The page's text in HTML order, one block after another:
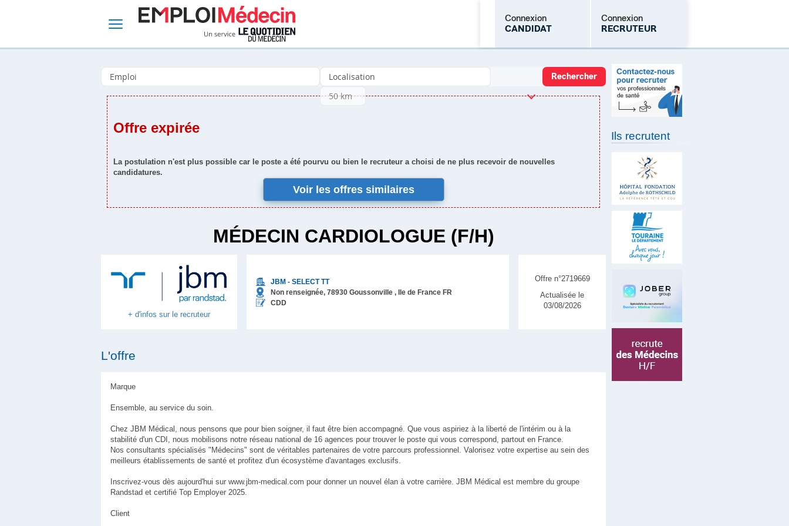
Connexion
CANDIDAT
Connexion
RECRUTEUR
Mot de passe oublié
Offre expirée
La postulation n'est plus possible car le poste a été pourvu ou bien le recruteur a choisi de ne plus recevoir de nouvelles
candidatures.
Voir les offres similaires
MÉDECIN CARDIOLOGUE (F/H)
+ d'infos sur le recruteur
JBM - SELECT TT
Non renseignée, 78930 Goussonville , Ile de France FR
CDD
Offre n°2719669
Actualisée le
03/08/2026
L'offre
Marque
Ensemble, au service du soin.
Chez JBM Médical, nous pensons que pour bien soigner, il faut être bien accompagné. Que vous aspiriez à la liberté de l'intérim ou à la
stabilité d'un CDI, nous mobilisons notre réseau national de 16 agences pour trouver le poste qui vous correspond, partout en France.
Nos consultants spécialisés "Médecins" sont de véritables partenaires de votre parcours professionnel. Valorisez votre expertise au sein des
meilleurs établissements de santé et profitez d'un écosystème d'avantages exclusifs.
Inscrivez-vous dès aujourd'hui sur www.jbm-medical.com pour donner un nouvel élan à votre carrière. JBM Médical est membre du groupe
Randstad et certifié Top Employer 2025.
Client
Ils recrutent